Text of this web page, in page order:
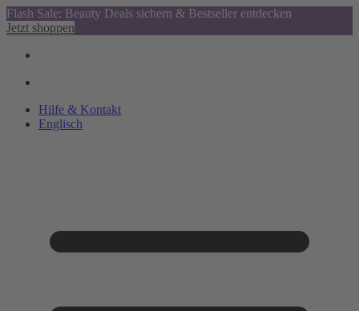
Flash Sale: Beauty Deals sichern & Bestseller entdecken
Jetzt shoppen
Hilfe & Kontakt
Englisch